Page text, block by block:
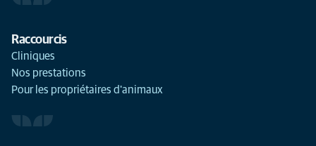
Raccourcis
Cliniques
Nos prestations
Pour les propriétaires d'animaux